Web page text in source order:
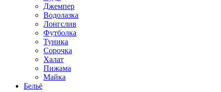
Джемпер
Водолазка
Лонгслив
Футболка
Туника
Сорочка
Халат
Пижама
Майка
Бельё